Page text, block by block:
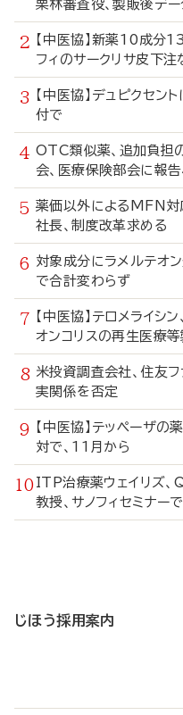
栗林審査役、製販後デ
【中医協】新薬10成
フィのサークリサ皮下注
【中医協】デュピクセ
付で
OTC類似薬、追加負
会、医療保険部会に報告
薬価以外によるMFN対
社長、制度改革求める
対象成分にラメルテ
で合計変わらず
【中医協】テロメライ
オンコリスの再生医療
米投資調査会社、住友
実関係を否定
【中医協】テッペー
対で、11月から
ITP治療薬ウェイリズ
教授、サノフィセミナーで
じほう採用案内